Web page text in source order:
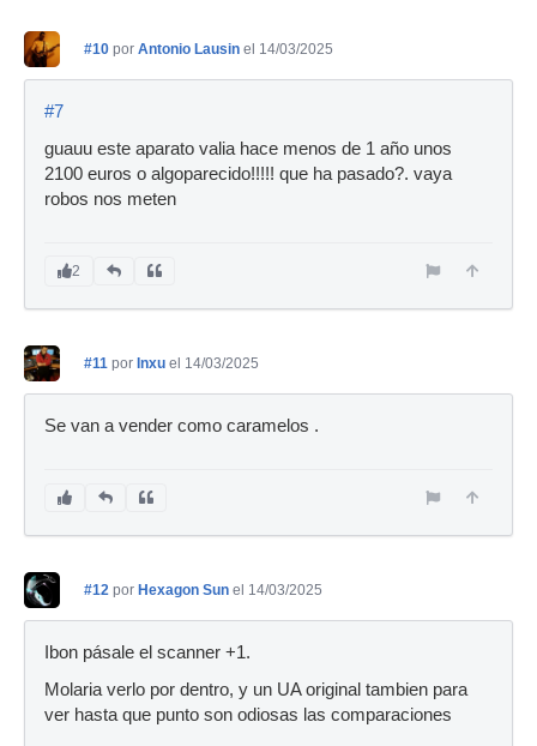
#10 por Antonio Lausin el 14/03/2025
#7
guauu este aparato valia hace menos de 1 año unos
2100 euros o algoparecido!!!!! que ha pasado?. vaya
robos nos meten
2
#11 por Inxu el 14/03/2025
Se van a vender como caramelos .
#12 por Hexagon Sun el 14/03/2025
Ibon pásale el scanner +1.
Molaria verlo por dentro, y un UA original tambien para
ver hasta que punto son odiosas las comparaciones